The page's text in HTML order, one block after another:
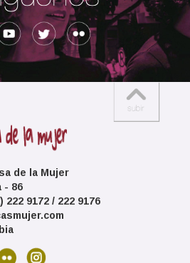
de la Mujer
- 86
9172 / 222 9176